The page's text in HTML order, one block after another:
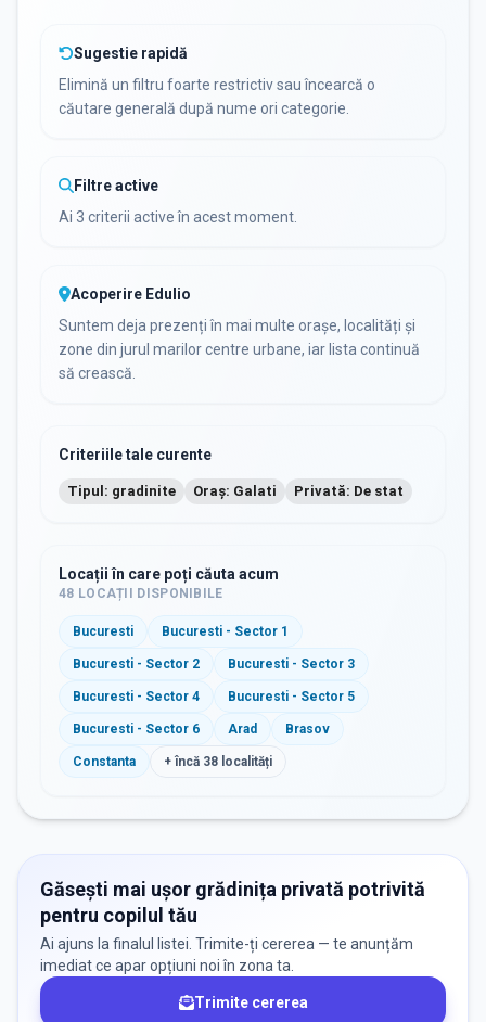
Sugestie rapidă
Elimină un filtru foarte restrictiv sau încearcă o
căutare generală după nume ori categorie.
Filtre active
Ai 3 criterii active în acest moment.
Acoperire Edulio
Suntem deja prezenți în mai multe orașe, localități și
zone din jurul marilor centre urbane, iar lista continuă
să crească.
Criteriile tale curente
Tipul: gradinite Oraș: Galati Privată: De stat
Locații în care poți căuta acum
48 LOCAȚII DISPONIBILE
Bucuresti Bucuresti - Sector 1
Bucuresti - Sector 2 Bucuresti - Sector 3
Bucuresti - Sector 4 Bucuresti - Sector 5
Bucuresti - Sector 6 Arad Brasov
Constanta + încă 38 localități
Găsești mai ușor grădinița privată potrivită
pentru copilul tău
Ai ajuns la finalul listei. Trimite-ți cererea — te anunțăm
imediat ce apar opțiuni noi în zona ta.
Trimite cererea